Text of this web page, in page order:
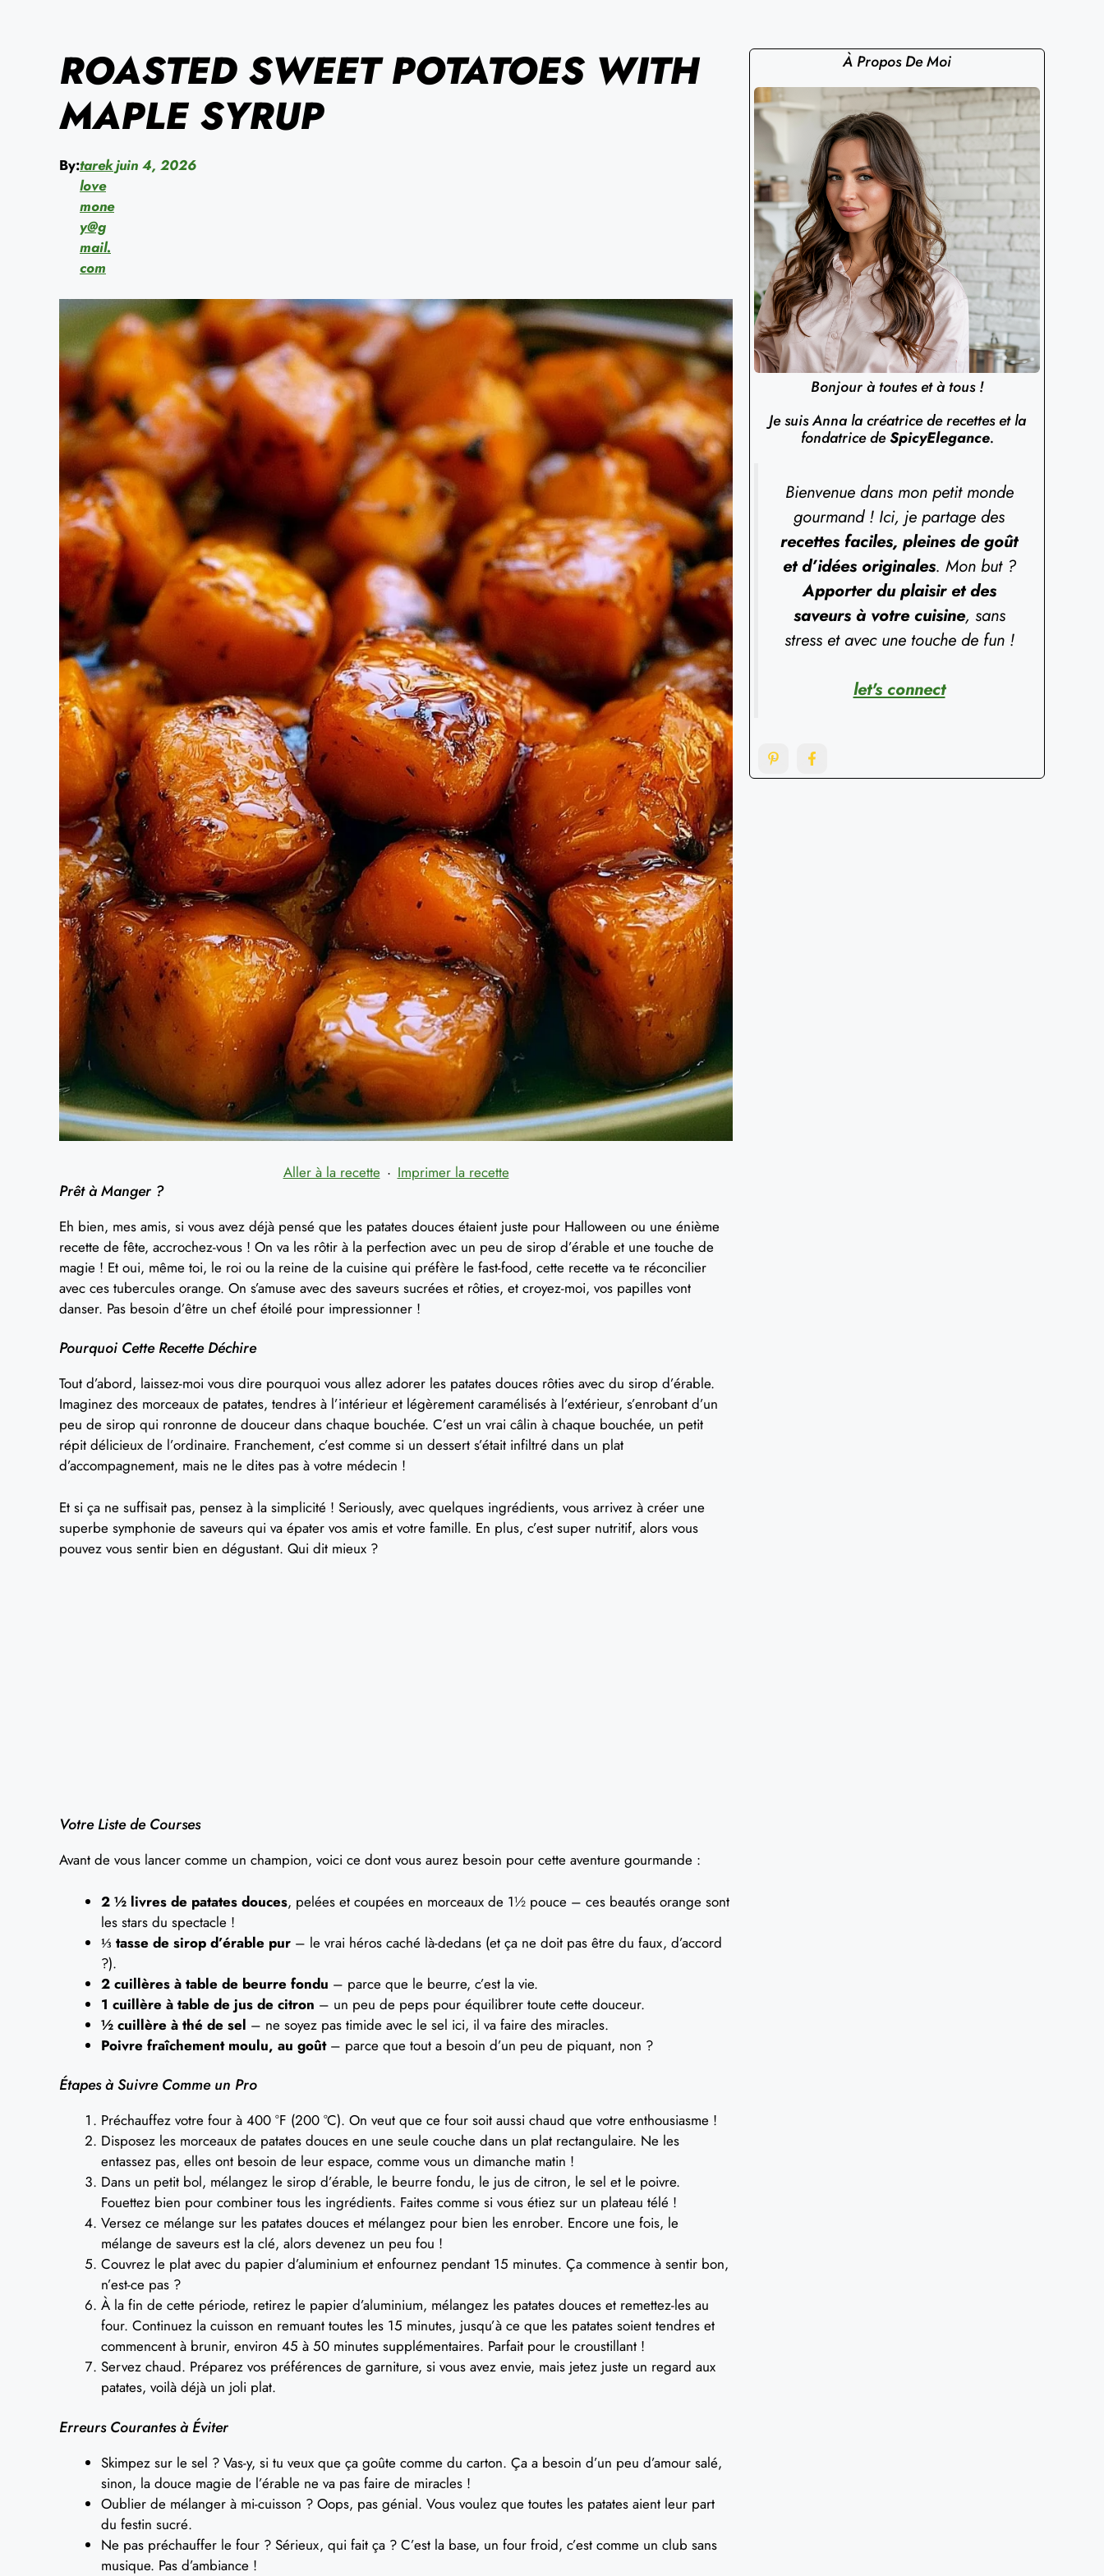
ROASTED SWEET POTATOES WITH
MAPLE SYRUP
By:tarek
love
mone
y@g
mail.
com
juin 4, 2026
Aller à la recette · Imprimer la recette
Prêt à Manger ?
Eh bien, mes amis, si vous avez déjà pensé que les patates douces étaient juste pour Halloween ou une énième
recette de fête, accrochez-vous ! On va les rôtir à la perfection avec un peu de sirop d’érable et une touche de
magie ! Et oui, même toi, le roi ou la reine de la cuisine qui préfère le fast-food, cette recette va te réconcilier
avec ces tubercules orange. On s’amuse avec des saveurs sucrées et rôties, et croyez-moi, vos papilles vont
danser. Pas besoin d’être un chef étoilé pour impressionner !
Pourquoi Cette Recette Déchire
Tout d’abord, laissez-moi vous dire pourquoi vous allez adorer les patates douces rôties avec du sirop d’érable.
Imaginez des morceaux de patates, tendres à l’intérieur et légèrement caramélisés à l’extérieur, s’enrobant d’un
peu de sirop qui ronronne de douceur dans chaque bouchée. C’est un vrai câlin à chaque bouchée, un petit
répit délicieux de l’ordinaire. Franchement, c’est comme si un dessert s’était infiltré dans un plat
d’accompagnement, mais ne le dites pas à votre médecin !
Et si ça ne suffisait pas, pensez à la simplicité ! Seriously, avec quelques ingrédients, vous arrivez à créer une
superbe symphonie de saveurs qui va épater vos amis et votre famille. En plus, c’est super nutritif, alors vous
pouvez vous sentir bien en dégustant. Qui dit mieux ?
Votre Liste de Courses
Avant de vous lancer comme un champion, voici ce dont vous aurez besoin pour cette aventure gourmande :
2 ½ livres de patates douces, pelées et coupées en morceaux de 1½ pouce – ces beautés orange sont
les stars du spectacle !
⅓ tasse de sirop d’érable pur – le vrai héros caché là-dedans (et ça ne doit pas être du faux, d’accord
?).
2 cuillères à table de beurre fondu – parce que le beurre, c’est la vie.
1 cuillère à table de jus de citron – un peu de peps pour équilibrer toute cette douceur.
½ cuillère à thé de sel – ne soyez pas timide avec le sel ici, il va faire des miracles.
Poivre fraîchement moulu, au goût– parce que tout a besoin d’un peu de piquant, non ?
Étapes à Suivre Comme un Pro
Préchauffez votre four à 400 °F (200 °C). On veut que ce four soit aussi chaud que votre enthousiasme !
Disposez les morceaux de patates douces en une seule couche dans un plat rectangulaire. Ne les
entassez pas, elles ont besoin de leur espace, comme vous un dimanche matin !
Dans un petit bol, mélangez le sirop d’érable, le beurre fondu, le jus de citron, le sel et le poivre.
Fouettez bien pour combiner tous les ingrédients. Faites comme si vous étiez sur un plateau télé !
Versez ce mélange sur les patates douces et mélangez pour bien les enrober. Encore une fois, le
mélange de saveurs est la clé, alors devenez un peu fou !
Couvrez le plat avec du papier d’aluminium et enfournez pendant 15 minutes. Ça commence à sentir bon,
n’est-ce pas ?
À la fin de cette période, retirez le papier d’aluminium, mélangez les patates douces et remettez-les au
four. Continuez la cuisson en remuant toutes les 15 minutes, jusqu’à ce que les patates soient tendres et
commencent à brunir, environ 45 à 50 minutes supplémentaires. Parfait pour le croustillant !
Servez chaud. Préparez vos préférences de garniture, si vous avez envie, mais jetez juste un regard aux
patates, voilà déjà un joli plat.
Erreurs Courantes à Éviter
Skimpez sur le sel ? Vas-y, si tu veux que ça goûte comme du carton. Ça a besoin d’un peu d’amour salé,
sinon, la douce magie de l’érable ne va pas faire de miracles !
Oublier de mélanger à mi-cuisson ? Oops, pas génial. Vous voulez que toutes les patates aient leur part
du festin sucré.
Ne pas préchauffer le four ? Sérieux, qui fait ça ? C’est la base, un four froid, c’est comme un club sans
musique. Pas d’ambiance !
À Propos De Moi
Bonjour à toutes et à tous !
Je suis Anna la créatrice de recettes et la
fondatrice deSpicyElegance.
Bienvenue dans mon petit monde
gourmand ! Ici, je partage des
recettes faciles, pleines de goût
et d’idées originales. Mon but ?
Apporter du plaisir et des
saveurs à votre cuisine, sans
stress et avec une touche de fun !
let's connect